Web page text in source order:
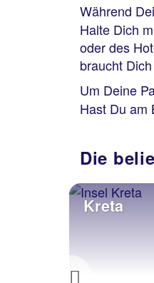
Während
Halte Dich
oder des
braucht
Um Deine
Hast Du am
Die
Kreta